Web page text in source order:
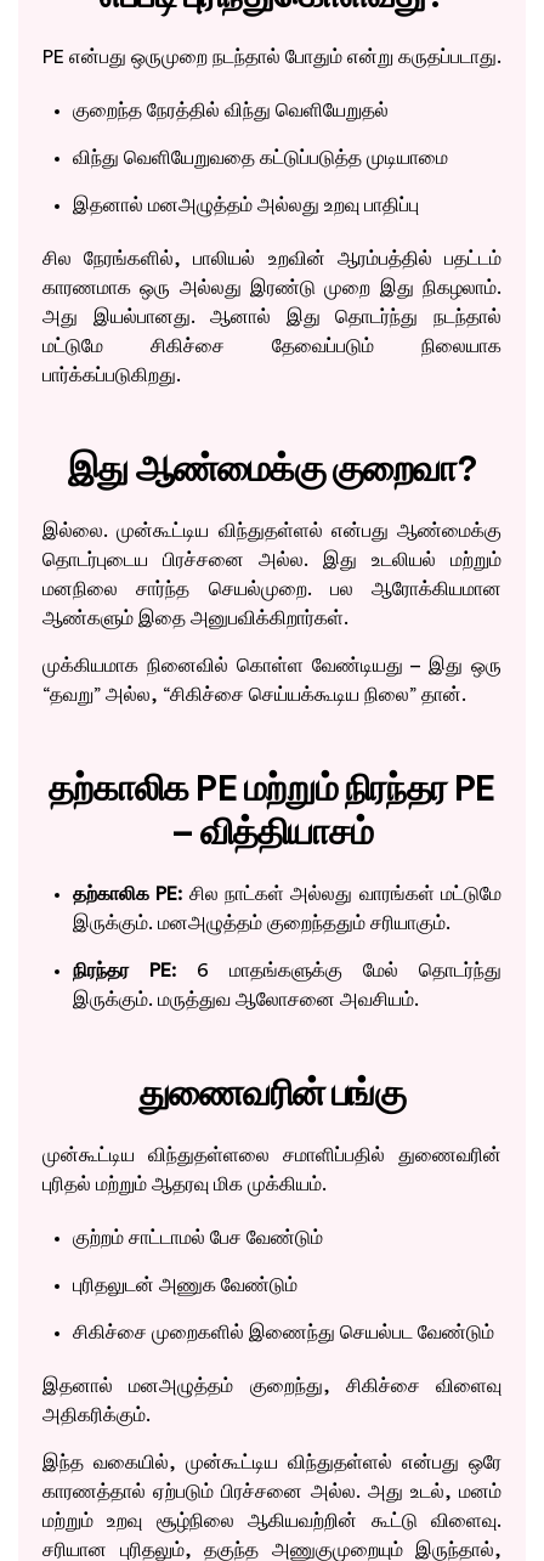
PE என்பது ஒருமுறை நடந்தால் போதும் என்று கருதப்படாது.
குறைந்த நேரத்தில் விந்து வெளியேறுதல்
விந்து வெளியேறுவதை கட்டுப்படுத்த முடியாமை
இதனால் மனஅழுத்தம் அல்லது உறவு பாதிப்பு
சில நேரங்களில், பாலியல் உறவின் ஆரம்பத்தில் பதட்டம்
காரணமாக ஒரு அல்லது இரண்டு முறை இது நிகழலாம்.
அது இயல்பானது. ஆனால் இது தொடர்ந்து நடந்தால்
மட்டுமே சிகிச்சை தேவைப்படும் நிலையாக
பார்க்கப்படுகிறது.
இது ஆண்மைக்கு குறைவா?
இல்லை. முன்கூட்டிய விந்துதள்ளல் என்பது ஆண்மைக்கு
தொடர்புடைய பிரச்சனை அல்ல. இது உடலியல் மற்றும்
மனநிலை சார்ந்த செயல்முறை. பல ஆரோக்கியமான
ஆண்களும் இதை அனுபவிக்கிறார்கள்.
முக்கியமாக நினைவில் கொள்ள வேண்டியது – இது ஒரு
“தவறு” அல்ல, “சிகிச்சை செய்யக்கூடிய நிலை” தான்.
தற்காலிக PE மற்றும் நிரந்தர PE
– வித்தியாசம்
தற்காலிக PE: சில நாட்கள் அல்லது வாரங்கள் மட்டுமே
இருக்கும். மனஅழுத்தம் குறைந்ததும் சரியாகும்.
நிரந்தர PE: 6 மாதங்களுக்கு மேல் தொடர்ந்து
இருக்கும். மருத்துவ ஆலோசனை அவசியம்.
துணைவரின் பங்கு
முன்கூட்டிய விந்துதள்ளலை சமாளிப்பதில் துணைவரின்
புரிதல் மற்றும் ஆதரவு மிக முக்கியம்.
குற்றம் சாட்டாமல் பேச வேண்டும்
புரிதலுடன் அணுக வேண்டும்
சிகிச்சை முறைகளில் இணைந்து செயல்பட வேண்டும்
இதனால் மனஅழுத்தம் குறைந்து, சிகிச்சை விளைவு
அதிகரிக்கும்.
இந்த வகையில், முன்கூட்டிய விந்துதள்ளல் என்பது ஒரே
காரணத்தால் ஏற்படும் பிரச்சனை அல்ல. அது உடல், மனம்
மற்றும் உறவு சூழ்நிலை ஆகியவற்றின் கூட்டு விளைவு.
சரியான புரிதலும், தகுந்த அணுகுமுறையும் இருந்தால்,